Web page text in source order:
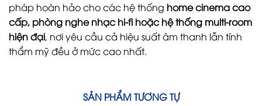
pháp hoàn hảo cho các hệ thống home cinema cao
cấp, phòng nghe nhạc hi-fi hoặc hệ thống multi-room
hiện đại, nơi yêu cầu cả hiệu suất âm thanh lẫn tính
thẩm mỹ đều ở mức cao nhất.
SẢN PHẨM TƯƠNG TỰ